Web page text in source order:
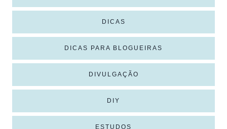
DICAS
DICAS PARA BLOGUEIRAS
DIVULGAÇÃO
DIY
ESTUDOS